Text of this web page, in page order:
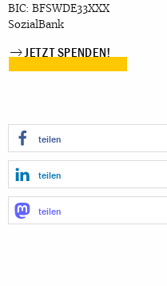
BIC: BFSWDE33XXX
SozialBank
JETZT SPENDEN!
teilen
teilen
teilen